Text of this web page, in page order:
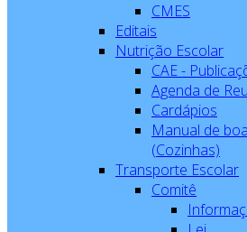
CMES
Editais
Nutrição Escolar
CAE -
Agenda de
Cardápios
Manual de
(Cozinhas)
Transporte Escolar
Comitê